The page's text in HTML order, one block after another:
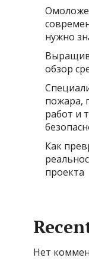
нужно
обзор
пожара,
работ и
Как
проекта
Нет